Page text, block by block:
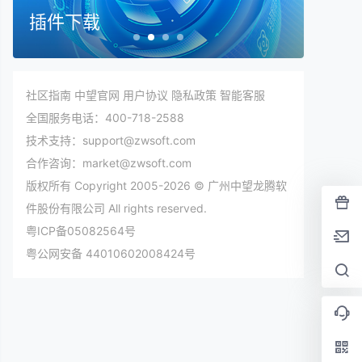
在线帮助文档
社区指南 中望官网 用户协议 隐私政策 智能客服
全国服务电话：400-718-2588
技术支持：support@zwsoft.com
合作咨询：market@zwsoft.com
版权所有 Copyright 2005-2026 © 广州中望龙腾软
件股份有限公司 All rights reserved.
粤ICP备05082564号
粤公网安备 44010602008424号